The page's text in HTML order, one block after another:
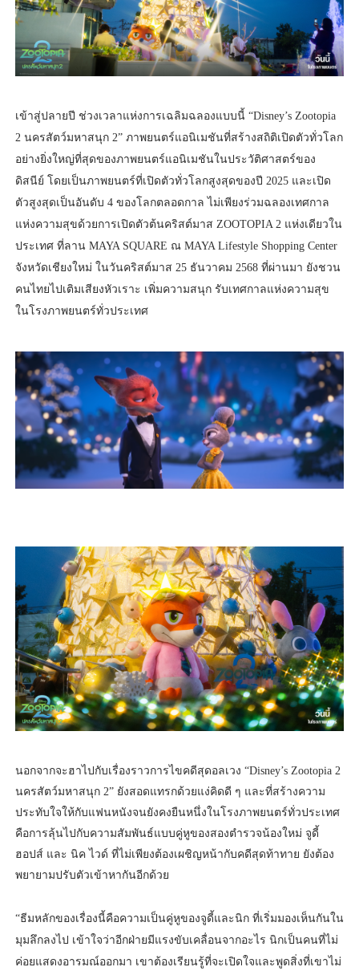
เข้าสู่ปลายปี ช่วงเวลาแห่งการเฉลิมฉลองแบบนี้ “Disney’s Zootopia
2 นครสัตว์มหาสนุก 2” ภาพยนตร์แอนิเมชันที่สร้างสถิติเปิดตัวทั่วโลก
อย่างยิ่งใหญ่ที่สุดของภาพยนตร์แอนิเมชันในประวัติศาสตร์ของ
ดิสนีย์ โดยเป็นภาพยนตร์ที่เปิดตัวทั่วโลกสูงสุดของปี 2025 และเปิด
ตัวสูงสุดเป็นอันดับ 4 ของโลกตลอดกาล ไม่เพียงร่วมฉลองเทศกาล
แห่งความสุขด้วยการเปิดตัวต้นคริสต์มาส ZOOTOPIA 2 แห่งเดียวใน
ประเทศ ที่ลาน MAYA SQUARE ณ MAYA Lifestyle Shopping Center
จังหวัดเชียงใหม่ ในวันคริสต์มาส 25 ธันวาคม 2568 ที่ผ่านมา ยังชวน
คนไทยไปเติมเสียงหัวเราะ เพิ่มความสนุก รับเทศกาลแห่งความสุข
ในโรงภาพยนตร์ทั่วประเทศ
นอกจากจะฮาไปกับเรื่องราวการไขคดีสุดอลเวง “Disney’s Zootopia 2
นครสัตว์มหาสนุก 2” ยังสอดแทรกด้วยแง่คิดดี ๆ และที่สร้างความ
ประทับใจให้กับแฟนหนังจนยังคงยืนหนึ่งในโรงภาพยนตร์ทั่วประเทศ
คือการลุ้นไปกับความสัมพันธ์แบบคู่หูของสองตำรวจน้องใหม่ จูดี้
ฮอปส์ และ นิค ไวด์ ที่ไม่เพียงต้องเผชิญหน้ากับคดีสุดท้าทาย ยังต้อง
พยายามปรับตัวเข้าหากันอีกด้วย
“ธีมหลักของเรื่องนี้คือความเป็นคู่หูของจูดี้และนิก ที่เริ่มมองเห็นกันใน
มุมลึกลงไป เข้าใจว่าอีกฝ่ายมีแรงขับเคลื่อนจากอะไร นิกเป็นคนที่ไม่
ค่อยแสดงอารมณ์ออกมา เขาต้องเรียนรู้ที่จะเปิดใจและพูดสิ่งที่เขาไม่